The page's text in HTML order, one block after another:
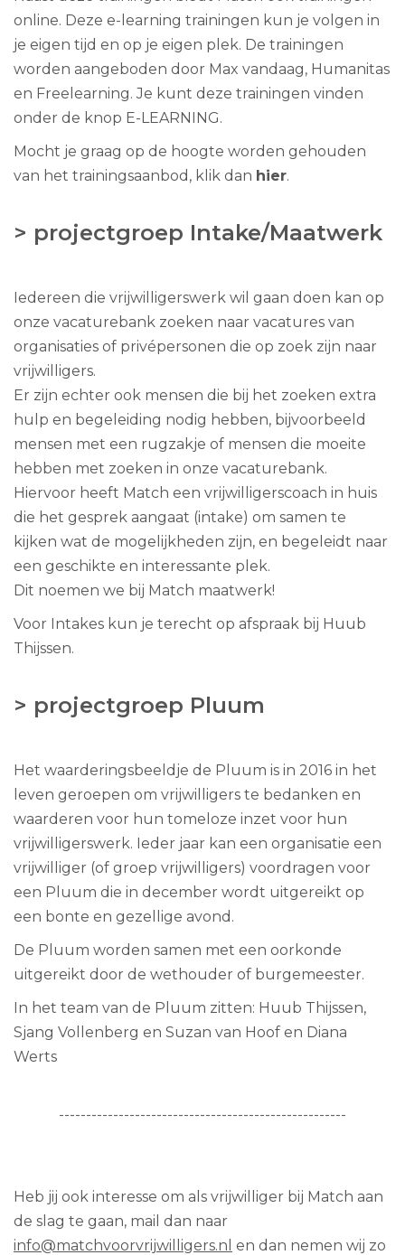
online. Deze e-learning trainingen kun je volgen in
je eigen tijd en op je eigen plek. De trainingen
worden aangeboden door Max vandaag, Humanitas
en Freelearning. Je kunt deze trainingen vinden
onder de knop E-LEARNING.
Mocht je graag op de hoogte worden gehouden
van het trainingsaanbod, klik dan hier.
> projectgroep Intake/Maatwerk
Iedereen die vrijwilligerswerk wil gaan doen kan op
onze vacaturebank zoeken naar vacatures van
organisaties of privépersonen die op zoek zijn naar
vrijwilligers.
Er zijn echter ook mensen die bij het zoeken extra
hulp en begeleiding nodig hebben, bijvoorbeeld
mensen met een rugzakje of mensen die moeite
hebben met zoeken in onze vacaturebank.
Hiervoor heeft Match een vrijwilligerscoach in huis
die het gesprek aangaat (intake) om samen te
kijken wat de mogelijkheden zijn, en begeleidt naar
een geschikte en interessante plek.
Dit noemen we bij Match maatwerk!
Voor Intakes kun je terecht op afspraak bij Huub
Thijssen.
> projectgroep Pluum
Het waarderingsbeeldje de Pluum is in 2016 in het
leven geroepen om vrijwilligers te bedanken en
waarderen voor hun tomeloze inzet voor hun
vrijwilligerswerk. Ieder jaar kan een organisatie een
vrijwilliger (of groep vrijwilligers) voordragen voor
een Pluum die in december wordt uitgereikt op
een bonte en gezellige avond.
De Pluum worden samen met een oorkonde
uitgereikt door de wethouder of burgemeester.
In het team van de Pluum zitten: Huub Thijssen,
Sjang Vollenberg en Suzan van Hoof en Diana
Werts
-----------------------------------------------------
Heb jij ook interesse om als vrijwilliger bij Match aan
de slag te gaan, mail dan naar
info@matchvoorvrijwilligers.nl en dan nemen wij zo